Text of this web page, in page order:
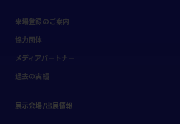
来場登録のご案内
協力団体
メディアパートナー
過去の実績
展示会場/出展情報